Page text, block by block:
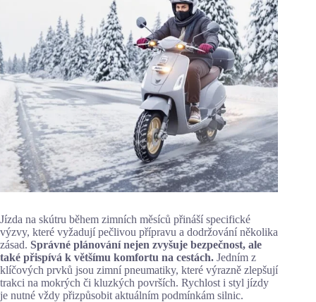
Jízda na skútru během zimních měsíců přináší specifické
výzvy, které vyžadují pečlivou přípravu a dodržování několika
zásad. Správné plánování nejen zvyšuje bezpečnost, ale
také přispívá k většímu komfortu na cestách. Jedním z
klíčových prvků jsou zimní pneumatiky, které výrazně zlepšují
trakci na mokrých či kluzkých površích. Rychlost i styl jízdy
je nutné vždy přizpůsobit aktuálním podmínkám silnic.